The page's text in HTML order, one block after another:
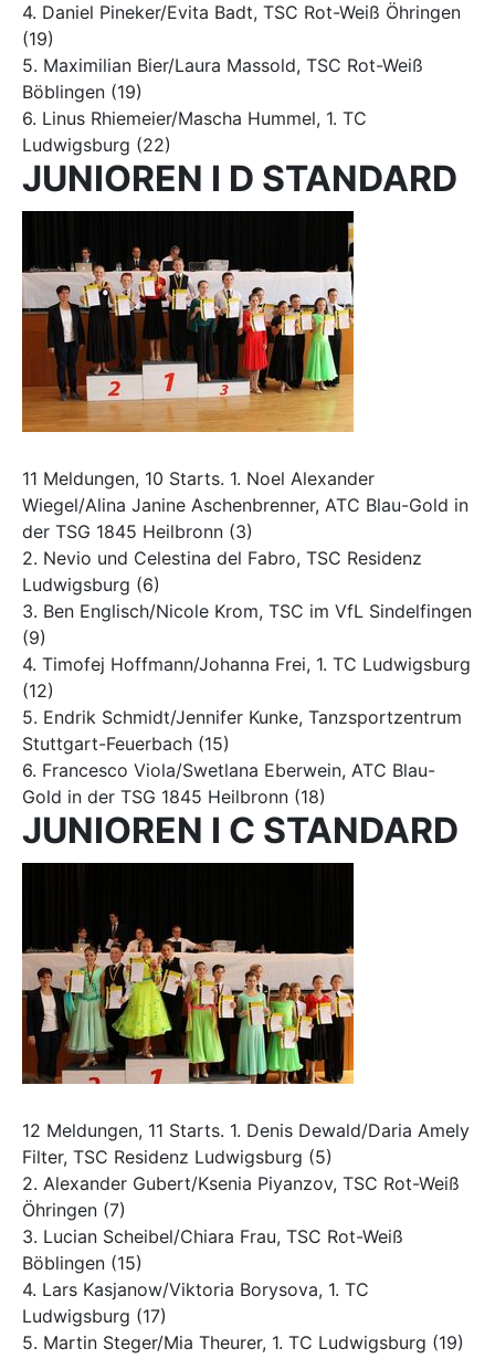
4. Daniel Pineker/Evita Badt, TSC Rot-Weiß Öhringen
(19)
5. Maximilian Bier/Laura Massold, TSC Rot-Weiß
Böblingen (19)
6. Linus Rhiemeier/Mascha Hummel, 1. TC
Ludwigsburg (22)
JUNIOREN I D STANDARD
11 Meldungen, 10 Starts. 1. Noel Alexander
Wiegel/Alina Janine Aschenbrenner, ATC Blau-Gold in
der TSG 1845 Heilbronn (3)
2. Nevio und Celestina del Fabro, TSC Residenz
Ludwigsburg (6)
3. Ben Englisch/Nicole Krom, TSC im VfL Sindelfingen
(9)
4. Timofej Hoffmann/Johanna Frei, 1. TC Ludwigsburg
(12)
5. Endrik Schmidt/Jennifer Kunke, Tanzsportzentrum
Stuttgart-Feuerbach (15)
6. Francesco Viola/Swetlana Eberwein, ATC Blau-
Gold in der TSG 1845 Heilbronn (18)
JUNIOREN I C STANDARD
12 Meldungen, 11 Starts. 1. Denis Dewald/Daria Amely
Filter, TSC Residenz Ludwigsburg (5)
2. Alexander Gubert/Ksenia Piyanzov, TSC Rot-Weiß
Öhringen (7)
3. Lucian Scheibel/Chiara Frau, TSC Rot-Weiß
Böblingen (15)
4. Lars Kasjanow/Viktoria Borysova, 1. TC
Ludwigsburg (17)
5. Martin Steger/Mia Theurer, 1. TC Ludwigsburg (19)